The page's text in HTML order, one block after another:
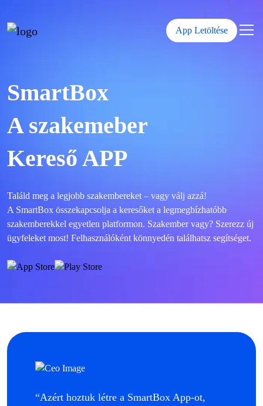
App Letöltése
SmartBox
A szakemeber
Kereső APP
Találd meg a legjobb szakembereket – vagy válj azzá!
A SmartBox összekapcsolja a keresőket a legmegbízhatóbb
szakemberekkel egyetlen platformon. Szakember vagy? Szerezz új
ügyfeleket most! Felhasználóként könnyedén találhatsz segítséget.
“Azért hoztuk létre a SmartBox App-ot,